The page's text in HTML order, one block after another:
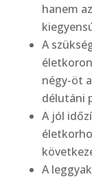
hanem
A
négy-öt
délutáni
A jól
A